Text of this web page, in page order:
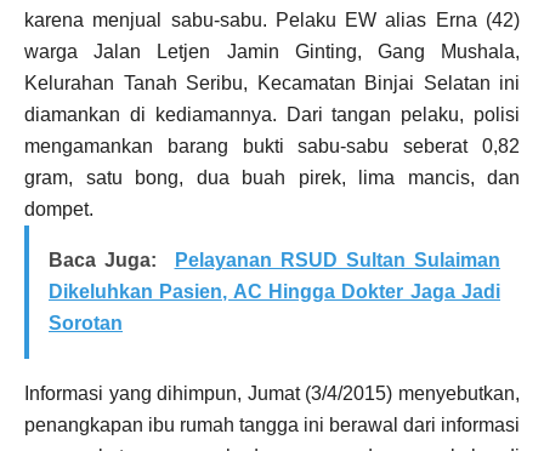
karena menjual sabu-sabu. Pelaku EW alias Erna (42)
warga Jalan Letjen Jamin Ginting, Gang Mushala,
Kelurahan Tanah Seribu, Kecamatan Binjai Selatan ini
diamankan di kediamannya. Dari tangan pelaku, polisi
mengamankan barang bukti sabu-sabu seberat 0,82
gram, satu bong, dua buah pirek, lima mancis, dan
dompet.
Baca Juga:
Pelayanan RSUD Sultan Sulaiman
Dikeluhkan Pasien, AC Hingga Dokter Jaga Jadi
Sorotan
Informasi yang dihimpun, Jumat (3/4/2015) menyebutkan,
penangkapan ibu rumah tangga ini berawal dari informasi